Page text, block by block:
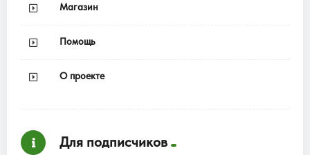
Магазин
Помощь
О проекте
Для подписчиков